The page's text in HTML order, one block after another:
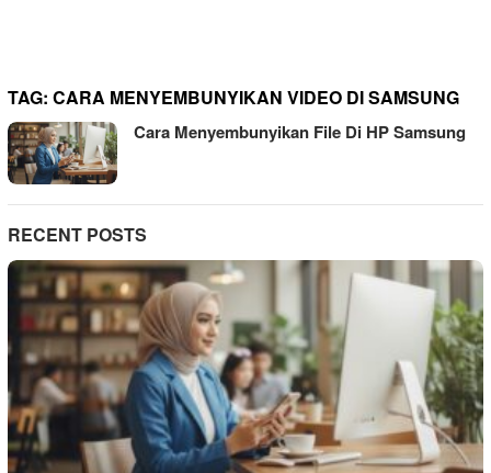
TAG: CARA MENYEMBUNYIKAN VIDEO DI SAMSUNG
Cara Menyembunyikan File Di HP Samsung
RECENT POSTS